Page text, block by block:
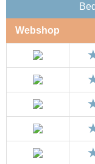
Webshop